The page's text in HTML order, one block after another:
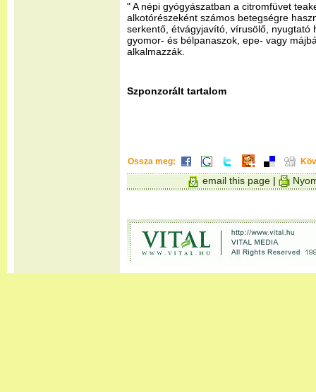
" A népi gyógyászatban a citromfüvet
alkotórészeként számos betegségre
serkentő, étvágyjavító, vírusölő, nyugtató
gyomor- és bélpanaszok, epe- vagy
alkalmazzák.
Szponzorált tartalom
Ossza meg:
email this page |